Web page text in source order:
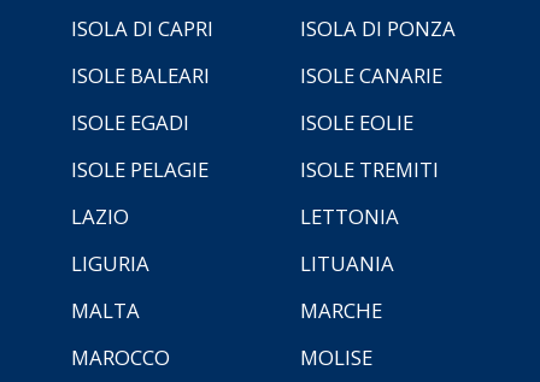
ISOLA DI CAPRI
ISOLA DI PONZA
ISOLE BALEARI
ISOLE CANARIE
ISOLE EGADI
ISOLE EOLIE
ISOLE PELAGIE
ISOLE TREMITI
LAZIO
LETTONIA
LIGURIA
LITUANIA
MALTA
MARCHE
MAROCCO
MOLISE